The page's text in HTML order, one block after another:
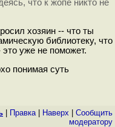
что к жопе никто не
хозяин -- что ты
библиотеку, что
это уже не поможет.
понимая суть
Правка| Наверх
Cообщить
модератору